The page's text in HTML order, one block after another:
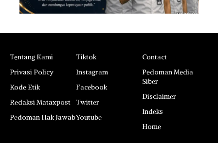
Tentang Kami
Privasi Policy
Kode Etik
Redaksi Mataxpost
Pedoman Hak Jawab
Tiktok
Instagram
Facebook
Twitter
Youtube
Contact
Pedoman Media
Siber
Disclaimer
Indeks
Home